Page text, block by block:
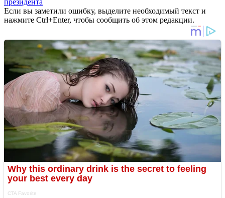
Если вы заметили ошибку, выделите необходимый текст и
нажмите Ctrl+Enter, чтобы сообщить об этом редакции.